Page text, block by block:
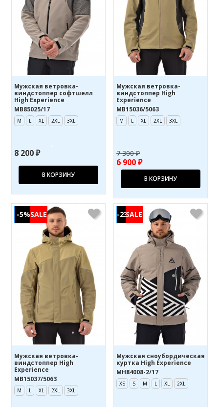
Мужская ветровка-
виндстоппер софтшелл
High Experience
MB85025/17
M L XL 2XL 3XL
8 200 ₽
В КОРЗИНУ
Мужская ветровка-
виндстоппер High
Experience
MB15036/5063
M L XL 2XL 3XL
7 300 ₽
6 900 ₽
В КОРЗИНУ
-5%
Мужская ветровка-
виндстоппер High
Experience
MB15037/5063
M L XL 2XL 3XL
-23%
Мужская сноубордическая
куртка High Experience
MH84008-2/17
XS S M L XL 2XL